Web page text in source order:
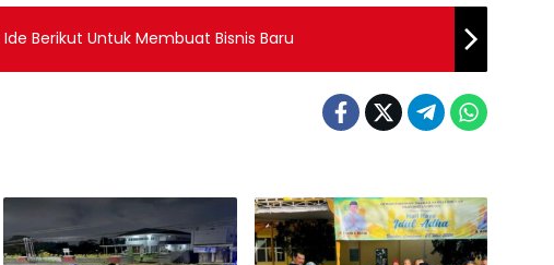
Berikut Untuk Membuat Bisnis Baru